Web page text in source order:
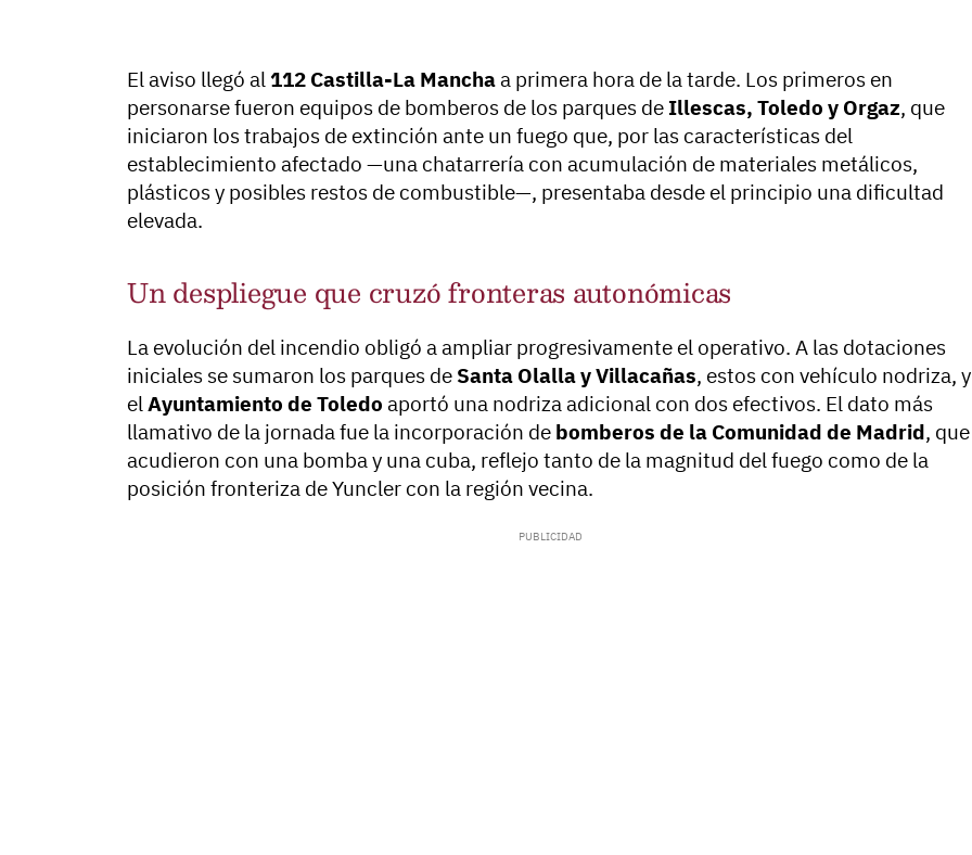
El aviso llegó al 112 Castilla-La Manchaa primera hora de la tarde. Los primeros en
personarse fueron equipos de bomberos de los parques de Illescas, Toledo y Orgaz, que
iniciaron los trabajos de extinción ante un fuego que, por las características del
establecimiento afectado —una chatarrería con acumulación de materiales metálicos,
plásticos y posibles restos de combustible—, presentaba desde el principio una dificultad
elevada.
Un despliegue que cruzó fronteras autonómicas
La evolución del incendio obligó a ampliar progresivamente el operativo. A las dotaciones
iniciales se sumaron los parques de Santa Olalla y Villacañas, estos con vehículo nodriza, y
elAyuntamiento de Toledo aportó una nodriza adicional con dos efectivos. El dato más
llamativo de la jornada fue la incorporación de bomberos de la Comunidad de Madrid, que
acudieron con una bomba y una cuba, reflejo tanto de la magnitud del fuego como de la
posición fronteriza de Yuncler con la región vecina.